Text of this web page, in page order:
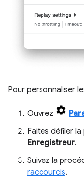
Pour personnaliser
Ouvrez
Faites défiler
Enregistreur.
Suivez la
raccourcis.